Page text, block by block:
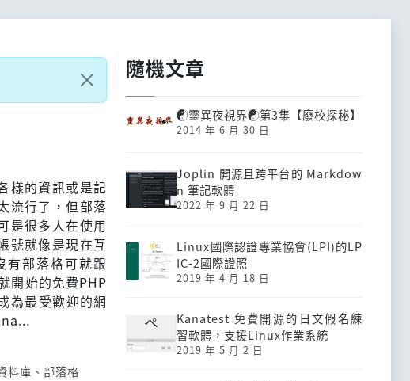
樣的資訊或是記
流行了，但部落
是很多人在使用
號就像是現在互
部落格可就跟
開始的免費PHP
為最受歡迎的網
料庫 、 部落格
隨機文章
☯靈異夜視界☯第3集【廢校探秘】
2014 年 6 月 30 日
Joplin 開源且跨平台的 Markdow
n 筆記軟體
2022 年 9 月 22 日
Linux國際認證專業協會(LPI)的LP
IC-2國際證照
2019 年 4 月 18 日
Kanatest 免費開源的日文假名練
習軟體，支援Linux作業系統
2019 年 5 月 2 日